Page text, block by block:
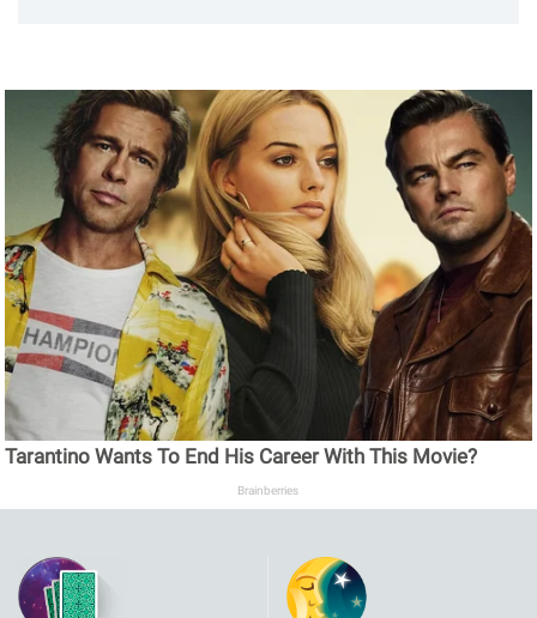
Tarantino Wants To End His Career With This Movie?
Brainberries